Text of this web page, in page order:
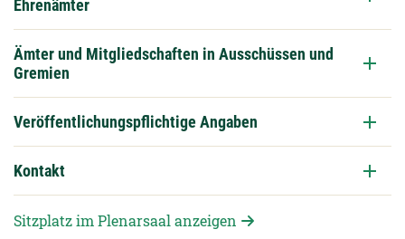
Ehrenämter
Ämter und Mitgliedschaften in Ausschüssen und
Gremien
Veröffentlichungspflichtige Angaben
Kontakt
Sitzplatz im Plenarsaal anzeigen